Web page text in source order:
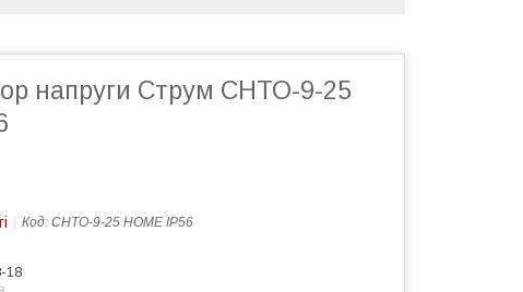
напруги Струм СНТО-9-25
Код: СНТО-9-25 HOME IP56
18